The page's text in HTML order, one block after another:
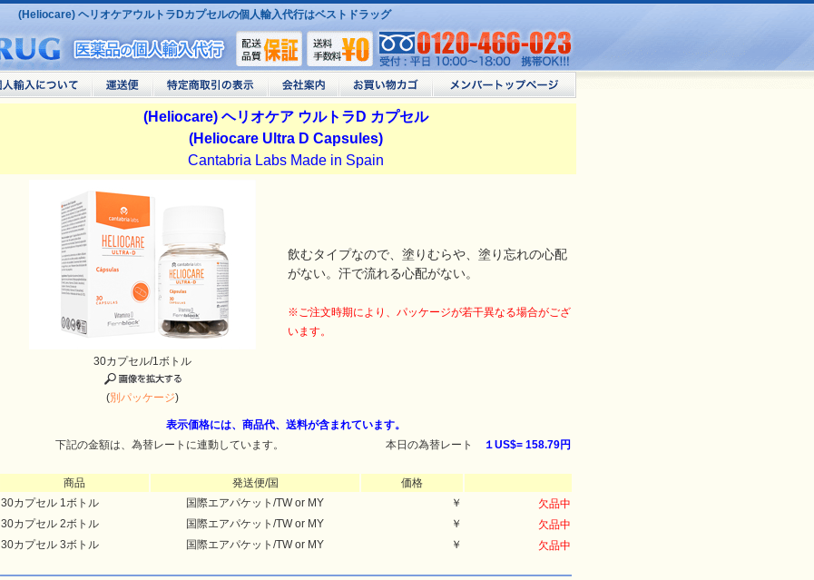
(Heliocare) ヘリオケアウルトラDカプセルの個人輸入代行はベストドラッグ
(Heliocare) ヘリオケア ウルトラD カプセル
(Heliocare Ultra D Capsules)
Cantabria Labs Made in Spain
飲むタイプなので、塗りむらや、塗り忘れの心配
がない。汗で流れる心配がない。
※ご注文時期により、パッケージが若干異なる場合がござ
います。
30カプセル/1ボトル
(別パッケージ)
表示価格には、商品代、送料が含まれています。
下記の金額は、為替レートに連動しています。
本日の為替レート １US$= 158.79円
商品 発送便/国
価格
30カプセル 1ボトル
国際エアパケット/TW or MY ￥
欠品中
30カプセル 2ボトル
国際エアパケット/TW or MY ￥
欠品中
30カプセル 3ボトル
国際エアパケット/TW or MY ￥ 欠品中